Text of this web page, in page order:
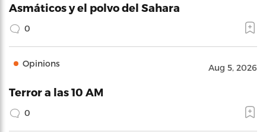
Asmáticos y el polvo del Sahara
0
Opinions Aug 5, 2026
Terror a las 10 AM
0